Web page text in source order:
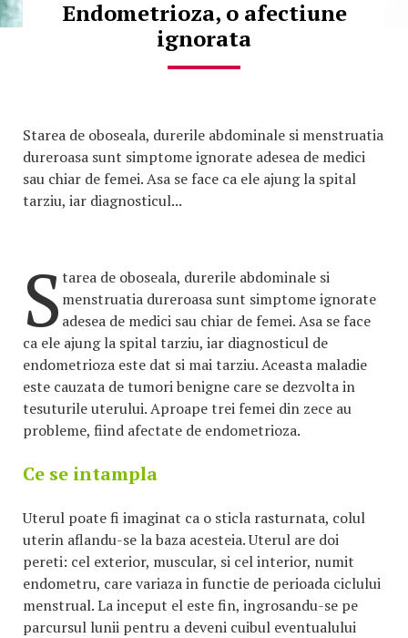
Endometrioza, o afectiune
ignorata
Starea de oboseala, durerile abdominale si menstruatia
dureroasa sunt simptome ignorate adesea de medici
sau chiar de femei. Asa se face ca ele ajung la spital
tarziu, iar diagnosticul...
Starea de oboseala, durerile abdominale si
menstruatia dureroasa sunt simptome ignorate
adesea de medici sau chiar de femei. Asa se face
ca ele ajung la spital tarziu, iar diagnosticul de
endometrioza este dat si mai tarziu. Aceasta maladie
este cauzata de tumori benigne care se dezvolta in
tesuturile uterului. Aproape trei femei din zece au
probleme, fiind afectate de endometrioza.
Ce se intampla
Uterul poate fi imaginat ca o sticla rasturnata, colul
uterin aflandu-se la baza acesteia. Uterul are doi
pereti: cel exterior, muscular, si cel interior, numit
endometru, care variaza in functie de perioada ciclului
menstrual. La inceput el este fin, ingrosandu-se pe
parcursul lunii pentru a deveni cuibul eventualului